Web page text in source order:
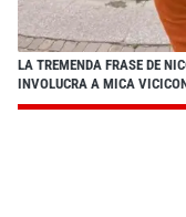
LA TREMENDA FRASE DE
INVOLUCRA A MICA